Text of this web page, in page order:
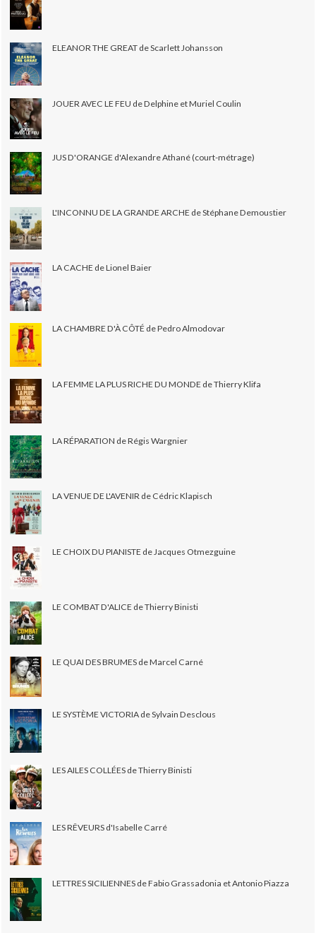
ELEANOR THE GREAT de Scarlett Johansson
JOUER AVEC LE FEU de Delphine et Muriel Coulin
JUS D'ORANGE d'Alexandre Athané (court-métrage)
L'INCONNU DE LA GRANDE ARCHE de Stéphane Demoustier
LA CACHE de Lionel Baier
LA CHAMBRE D'À CÔTÉ de Pedro Almodovar
LA FEMME LA PLUS RICHE DU MONDE de Thierry Klifa
LA RÉPARATION de Régis Wargnier
LA VENUE DE L'AVENIR de Cédric Klapisch
LE CHOIX DU PIANISTE de Jacques Otmezguine
LE COMBAT D'ALICE de Thierry Binisti
LE QUAI DES BRUMES de Marcel Carné
LE SYSTÈME VICTORIA de Sylvain Desclous
LES AILES COLLÉES de Thierry Binisti
LES RÊVEURS d'Isabelle Carré
LETTRES SICILIENNES de Fabio Grassadonia et Antonio Piazza